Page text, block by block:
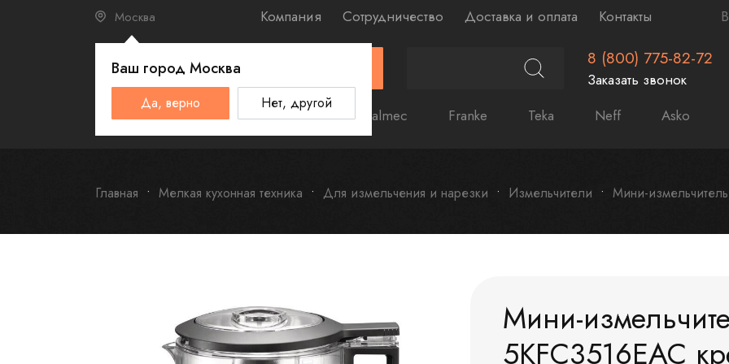
Москва
Ваш город Москва
Да, верно Нет, другой
Компания Сотрудничество Доставка и оплата Контакты
8 (800) 775-82-72
Заказать звонок
Schulthess Smeg Omoikiri Falmec Franke Teka Neff Asko
Главная Мелкая кухонная техника Для измельчения и нарезки Измельчители Мини-
Мини-
5KFC3516EAC